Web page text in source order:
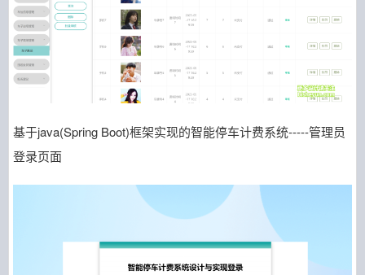
基于java(Spring Boot)框架实现的智能停车计费系统-----管理员
登录页面